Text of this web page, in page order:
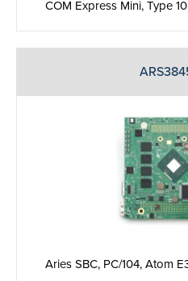
COM Express Mini, Type
Aries SBC, PC/104, Atom